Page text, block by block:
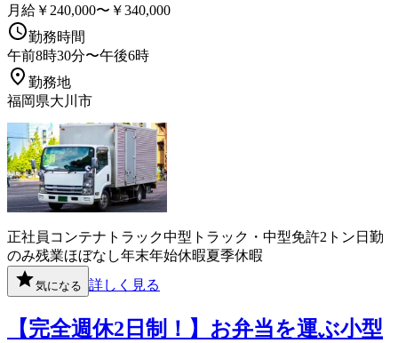
月給￥240,000〜￥340,000
勤務時間
午前8時30分〜午後6時
勤務地
福岡県大川市
正社員 コンテナ トラック中型トラック・中型免許2トン 日勤
のみ残業ほぼなし年末年始休暇夏季休暇
気になる 詳しく見る
【完全週休2日制！】お弁当を運ぶ小型